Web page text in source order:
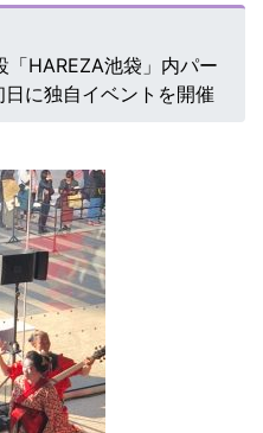
「HAREZA池袋」内パー
に独自イベントを開催